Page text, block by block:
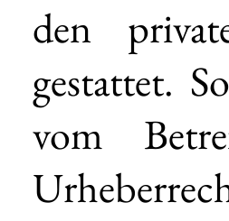
den
gestattet.
vom